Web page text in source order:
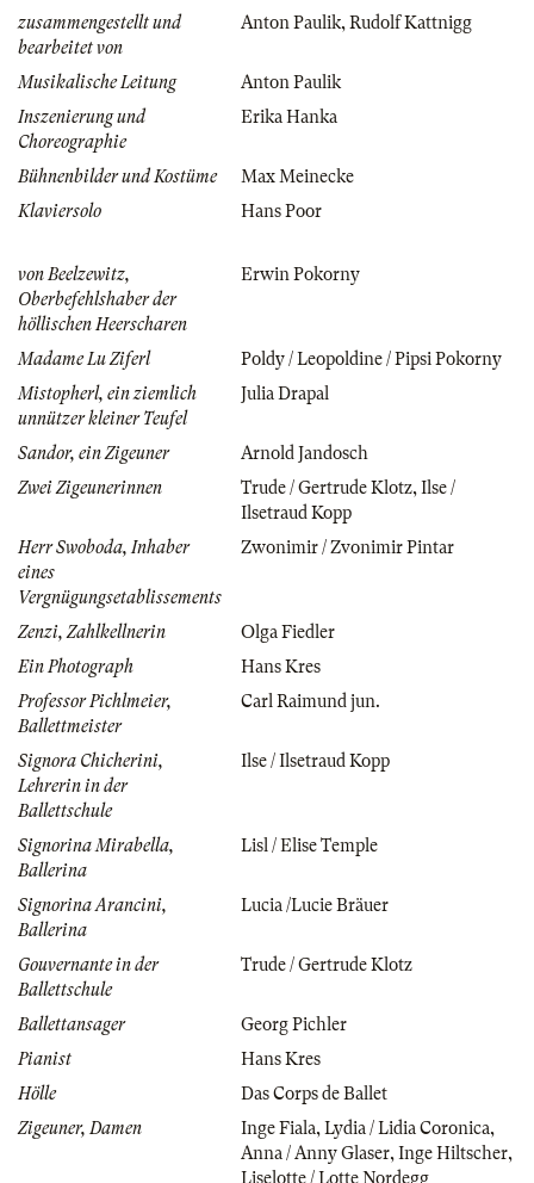
zusammengestellt und
bearbeitet von
Anton Paulik, Rudolf Kattnigg
Musikalische Leitung
Anton Paulik
Inszenierung und
Choreographie
Erika Hanka
Bühnenbilder und Kostüme
Max Meinecke
Klaviersolo
Hans Poor
von Beelzewitz,
Oberbefehlshaber der
höllischen Heerscharen
Erwin Pokorny
Madame Lu Ziferl
Poldy / Leopoldine / Pipsi Pokorny
Mistopherl, ein ziemlich
unnützer kleiner Teufel
Julia Drapal
Sandor, ein Zigeuner
Arnold Jandosch
Zwei Zigeunerinnen
Trude / Gertrude Klotz, Ilse /
Ilsetraud Kopp
Herr Swoboda, Inhaber
eines
Vergnügungsetablissements
Zwonimir / Zvonimir Pintar
Zenzi, Zahlkellnerin
Olga Fiedler
Ein Photograph
Hans Kres
Professor Pichlmeier,
Ballettmeister
Carl Raimund jun.
Signora Chicherini,
Lehrerin in der
Ballettschule
Ilse / Ilsetraud Kopp
Signorina Mirabella,
Ballerina
Lisl / Elise Temple
Signorina Arancini,
Ballerina
Lucia /Lucie Bräuer
Gouvernante in der
Ballettschule
Trude / Gertrude Klotz
Ballettansager
Georg Pichler
Pianist
Hans Kres
Hölle
Das Corps de Ballet
Zigeuner, Damen
Inge Fiala, Lydia / Lidia Coronica,
Anna / Anny Glaser, Inge Hiltscher,
Liselotte / Lotte Nordegg